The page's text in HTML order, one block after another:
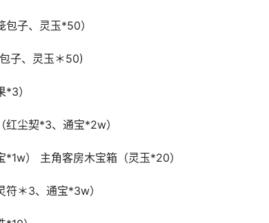
包子、灵玉*50）
子、灵玉＊50)
*3）
红尘契*3、通宝*2w）
*1w） 主角客房木宝箱（灵玉*20）
符＊3、通宝*3w）